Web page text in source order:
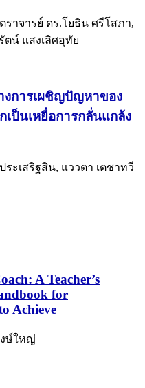
าจารย์ ดร.โยธิน ศรีโสภา,
ตน์ แสงเลิศอุทัย
การเผชิญปัญหาของ
เป็นเหยื่อการกลั่นแกล้ง
ะเสริฐสิน, แววตา เตชาทวี
A Teacher’s
for
Achieve
งษ์ใหญ่